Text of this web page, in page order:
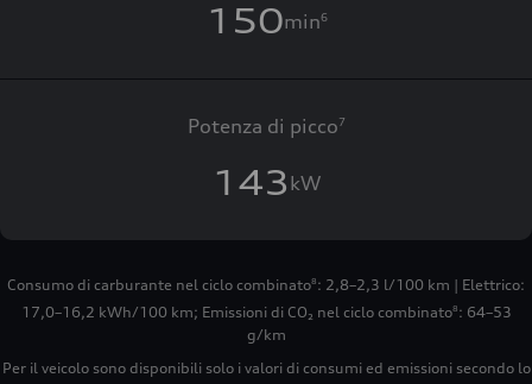
150min6
Potenza di picco7
143 kW
Consumo di carburante nel ciclo combinato8 : 2,8–2,3 l/100 km | Elettrico:
17,0–16,2 kWh/100 km; Emissioni di CO₂ nel ciclo combinato8 : 64–53
g/km
Per il veicolo sono disponibili solo i valori di consumi ed emissioni secondo lo